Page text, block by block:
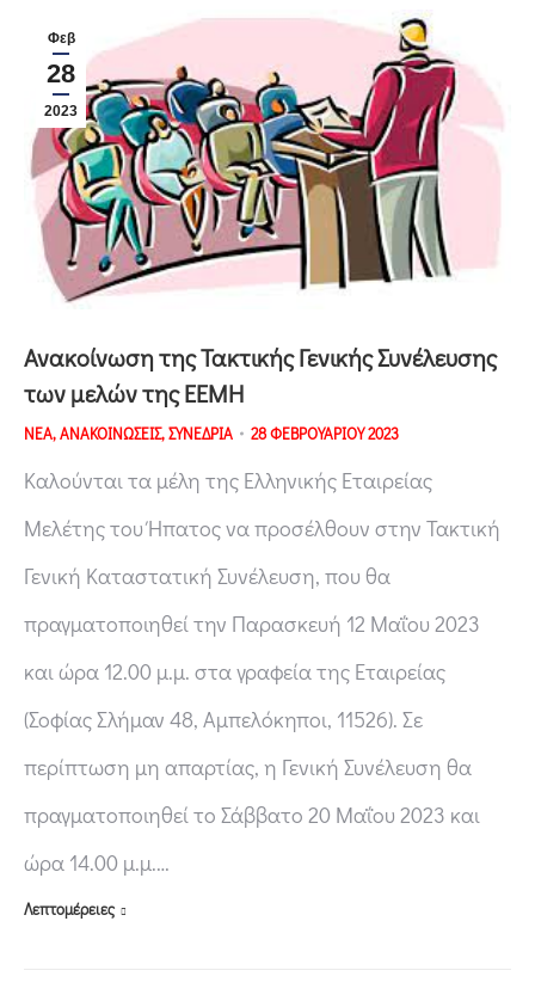
Φεβ
28
2023
Ανακοίνωση της Τακτικής Γενικής Συνέλευσης
των μελών της ΕΕΜΗ
ΝΕΑ,ΑΝΑΚΟΙΝΩΣΕΙΣ,ΣΥΝΕΔΡΙΑ 28 ΦΕΒΡΟΥΑΡΙΟΥ 2023
Καλούνται τα μέλη της Ελληνικής Εταιρείας
Μελέτης του Ήπατος να προσέλθουν στην Τακτική
Γενική Καταστατική Συνέλευση, που θα
πραγματοποιηθεί την Παρασκευή 12 Μαΐου 2023
και ώρα 12.00 μ.μ. στα γραφεία της Εταιρείας
(Σοφίας Σλήμαν 48, Αμπελόκηποι, 11526). Σε
περίπτωση μη απαρτίας, η Γενική Συνέλευση θα
πραγματοποιηθεί το Σάββατο 20 Μαΐου 2023 και
ώρα 14.00 μ.μ.…
Λεπτομέρειες